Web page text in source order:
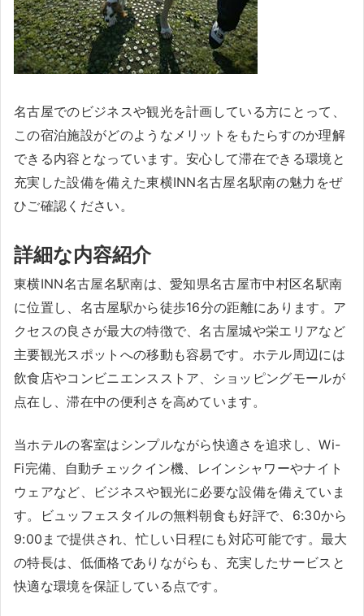
名古屋でのビジネスや観光を計画している方にとって、
この宿泊施設がどのようなメリットをもたらすのか理解
できる内容となっています。安心して滞在できる環境と
充実した設備を備えた東横INN名古屋名駅南の魅力をぜ
ひご確認ください。
詳細な内容紹介
東横INN名古屋名駅南は、愛知県名古屋市中村区名駅南
に位置し、名古屋駅から徒歩16分の距離にあります。ア
クセスの良さが最大の特徴で、名古屋城や栄エリアなど
主要観光スポットへの移動も容易です。ホテル周辺には
飲食店やコンビニエンスストア、ショッピングモールが
点在し、滞在中の便利さを高めています。
当ホテルの客室はシンプルながら快適さを追求し、Wi-
Fi完備、自動チェックイン機、レインシャワーやナイト
ウェアなど、ビジネスや観光に必要な設備を備えていま
す。ビュッフェスタイルの無料朝食も好評で、6:30から
9:00まで提供され、忙しい日程にも対応可能です。最大
の特長は、低価格でありながらも、充実したサービスと
快適な環境を保証している点です。